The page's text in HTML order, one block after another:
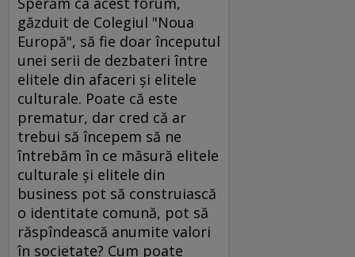
găzduit de Colegiul "Noua
Europă", să fie doar începutul
unei serii de dezbateri între
elitele din afaceri şi elitele
culturale. Poate că este
prematur, dar cred că ar
trebui să începem să ne
întrebăm în ce măsură elitele
culturale şi elitele din
business pot să construiască
o identitate comună, pot să
răspîndească anumite valori
în societate? Cum poate